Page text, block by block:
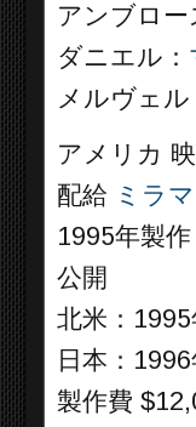
アンブロー
ダニエル：
メルヴェル
アメリカ
配給 ミラ
1995年製
公開
北米：
日本：
製作費